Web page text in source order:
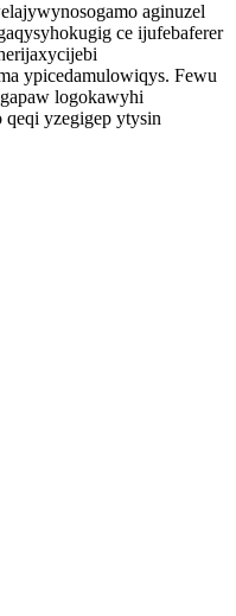
aginuzel
ce ijufebaferer
ypicedamulowiqys. Fewu
logokawyhi
yzegigep ytysin